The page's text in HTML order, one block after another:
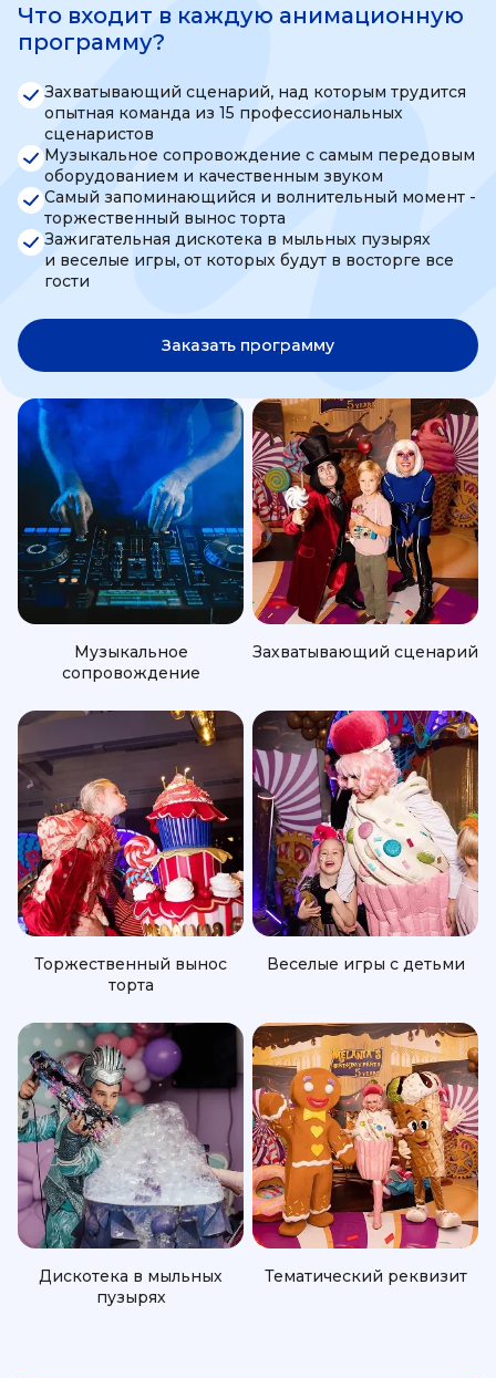
Что входит в каждую анимационную
программу?
Захватывающий сценарий, над которым трудится
опытная команда из 15 профессиональных
сценаристов
Музыкальное сопровождение с самым передовым
оборудованием и качественным звуком
Самый запоминающийся и волнительный момент -
торжественный вынос торта
Зажигательная дискотека в мыльных пузырях
и веселые игры, от которых будут в восторге все
гости
Заказать программу
Музыкальное
сопровождение
Захватывающий сценарий
Торжественный вынос
торта
Веселые игры с детьми
Дискотека в мыльных
пузырях
Тематический реквизит